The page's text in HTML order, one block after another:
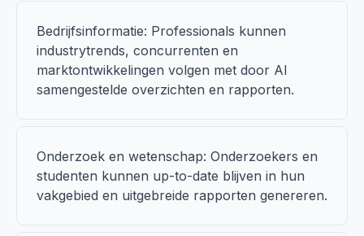
Bedrijfsinformatie: Professionals kunnen
industrytrends, concurrenten en
marktontwikkelingen volgen met door AI
samengestelde overzichten en rapporten.
Onderzoek en wetenschap: Onderzoekers en
studenten kunnen up-to-date blijven in hun
vakgebied en uitgebreide rapporten genereren.